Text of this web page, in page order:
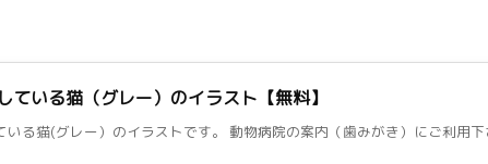
ている猫（グレー）のイラスト【無料】
いる猫(グレー）のイラストです。 動物病院の案内（歯みがき）にご利用下